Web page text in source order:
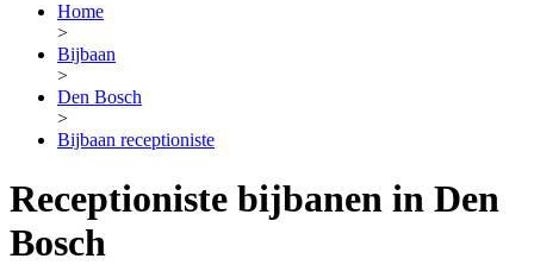
Home
>
Bijbaan
>
Den Bosch
>
Bijbaan receptioniste
Receptioniste bijbanen in Den
Bosch